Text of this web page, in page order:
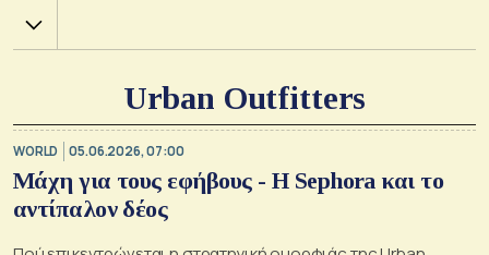
Χ.Α.
Urban Outfitters
WORLD 05.06.2026, 07:00
Μάχη για τους εφήβους - Η Sephora και το
αντίπαλον δέος